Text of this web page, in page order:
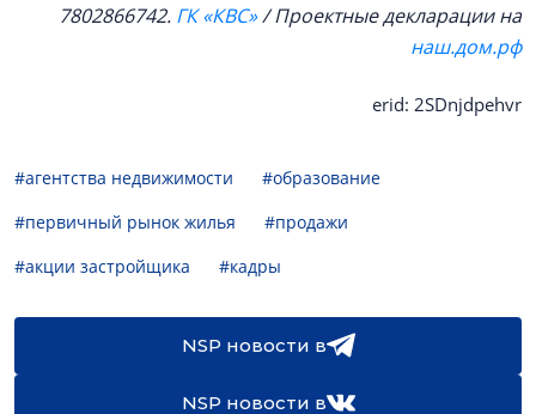
7802866742. ГК «КВС»/ Проектные декларации на
наш.дом.рф
erid: 2SDnjdpehvr
#агентства недвижимости
#образование
#первичный рынок жилья
#продажи
#акции застройщика
#кадры
NSP новости в
NSP новости в